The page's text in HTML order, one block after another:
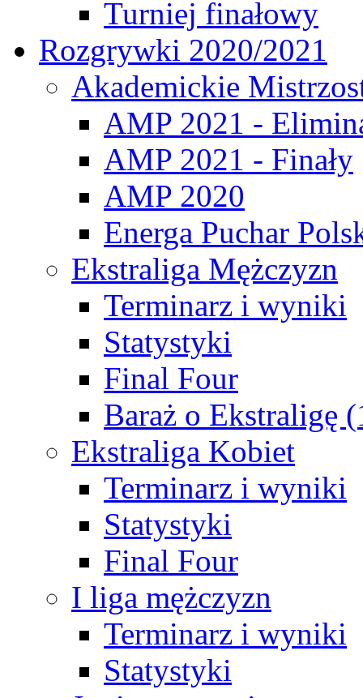
Turniej finałowy
Rozgrywki 2020/2021
Akademickie
AMP 2021 -
AMP 2021 - Finały
AMP 2020
Energa Puchar
Ekstraliga Mężczyzn
Terminarz i wyniki
Statystyki
Final Four
Baraż o Ekstraligę
Ekstraliga Kobiet
Terminarz i wyniki
Statystyki
Final Four
I liga mężczyzn
Terminarz i wyniki
Statystyki